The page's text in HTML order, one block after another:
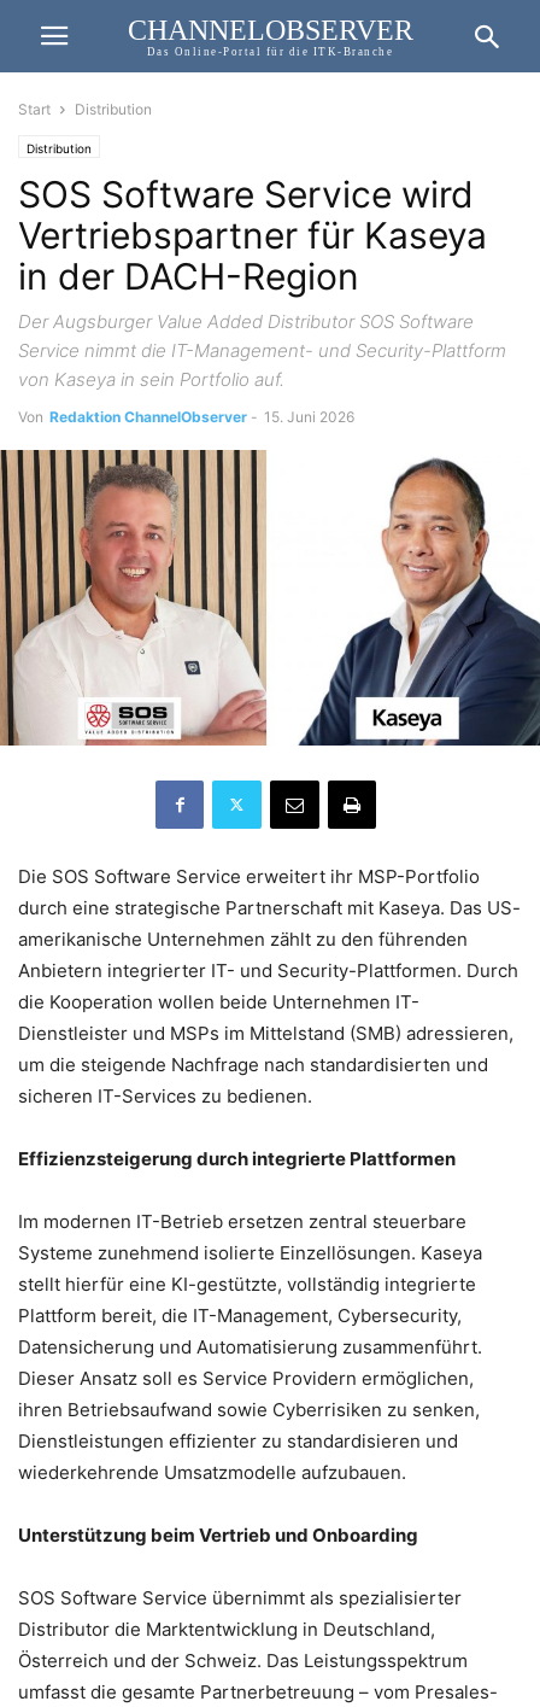
CHANNELOBSERVER
Das Online-Portal für die ITK-Branche
Start Distribution
Distribution
SOS Software Service wird
Vertriebspartner für Kaseya
in der DACH-Region
Der Augsburger Value Added Distributor SOS Software
Service nimmt die IT-Management- und Security-Plattform
von Kaseya in sein Portfolio auf.
Von Redaktion ChannelObserver - 15. Juni 2026
Die SOS Software Service erweitert ihr MSP-Portfolio
durch eine strategische Partnerschaft mit Kaseya. Das US-
amerikanische Unternehmen zählt zu den führenden
Anbietern integrierter IT- und Security-Plattformen. Durch
die Kooperation wollen beide Unternehmen IT-
Dienstleister und MSPs im Mittelstand (SMB) adressieren,
um die steigende Nachfrage nach standardisierten und
sicheren IT-Services zu bedienen.
Effizienzsteigerung durch integrierte Plattformen
Im modernen IT-Betrieb ersetzen zentral steuerbare
Systeme zunehmend isolierte Einzellösungen. Kaseya
stellt hierfür eine KI-gestützte, vollständig integrierte
Plattform bereit, die IT-Management, Cybersecurity,
Datensicherung und Automatisierung zusammenführt.
Dieser Ansatz soll es Service Providern ermöglichen,
ihren Betriebsaufwand sowie Cyberrisiken zu senken,
Dienstleistungen effizienter zu standardisieren und
wiederkehrende Umsatzmodelle aufzubauen.
Unterstützung beim Vertrieb und Onboarding
SOS Software Service übernimmt als spezialisierter
Distributor die Marktentwicklung in Deutschland,
Österreich und der Schweiz. Das Leistungsspektrum
umfasst die gesamte Partnerbetreuung – vom Presales-